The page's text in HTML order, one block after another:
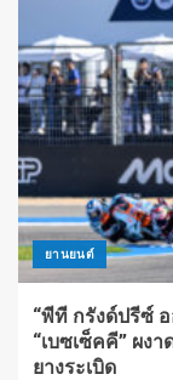
ยานยนต์
“พีที กรังด์ปรีซ์
“เบซเซ็คคี” ผง
ยางระเบิด